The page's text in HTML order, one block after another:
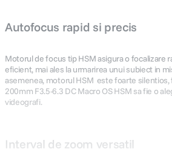
Autofocus rapid si precis
Motorul de focus tip HSM asigura o focalizare
eficient, mai ales la urmarirea unui subiect in
asemenea, motorul HSM este foarte silentios,
200mm F3.5-6.3 DC Macro OS HSM sa fie o
videografi.
Interval de zoom versatil